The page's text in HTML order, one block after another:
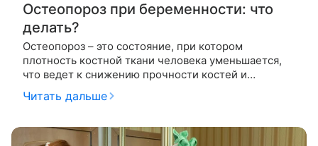
Остеопороз при беременности: что
делать?
Остеопороз – это состояние, при котором
плотность костной ткани человека уменьшается,
что ведет к снижению прочности костей и
повышенному риску переломов. Это состояние
часто встречается у женщин в период менопаузы.
Читать дальше